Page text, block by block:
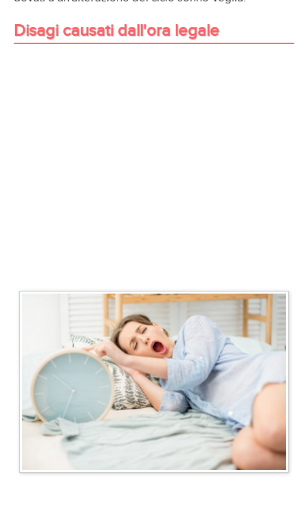
Disagi causati dall'ora legale